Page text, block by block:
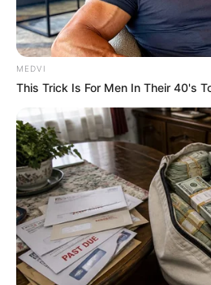
BRAINBERRIES
Remember Albert? You Better
See Him Today
BUZZDAY
MEDVI
This Trick Is For Men In Their 40's